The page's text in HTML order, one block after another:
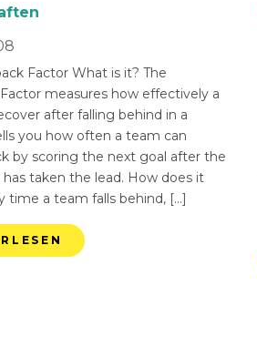
Factor What is it? The
measures how effectively a
after falling behind in a
you how often a team can
by scoring the next goal after the
taken the lead. How does it
time a team falls behind, […]